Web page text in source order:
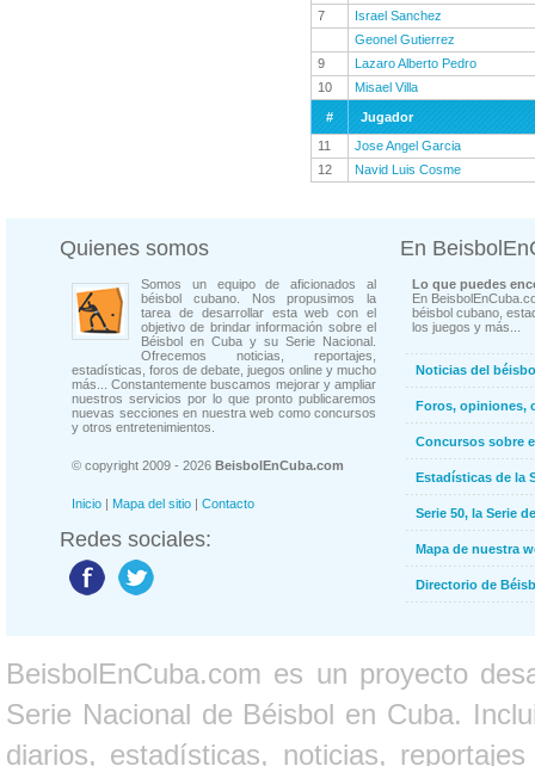
7
Israel Sanchez
Geonel Gutierrez
9
Lazaro Alberto Pedro
10
Misael Villa
#
Jugador
11
Jose Angel Garcia
12
Navid Luis Cosme
Quienes somos
Somos un equipo de aficionados al
béisbol cubano. Nos propusimos la
tarea de desarrollar esta web con el
objetivo de brindar información sobre el
Béisbol en Cuba y su Serie Nacional.
Ofrecemos noticias, reportajes,
estadísticas, foros de debate, juegos online y mucho
más... Constantemente buscamos mejorar y ampliar
nuestros servicios por lo que pronto publicaremos
nuevas secciones en nuestra web como concursos
y otros entretenimientos.
© copyright 2009 - 2026 BeisbolEnCuba.com
Inicio | Mapa del sitio | Contacto
Redes sociales:
En
Lo que puedes
En
béisbol cubano,
los juegos y más...
Noticias del
Foros, opiniones,
Concursos sobre
Estadísticas de la
Serie 50, la Serie
Mapa de nuestra
Directorio de
BeisbolEnCuba.com es un proyecto
Serie Nacional de Béisbol en Cuba.
diarios, estadísticas, noticias,